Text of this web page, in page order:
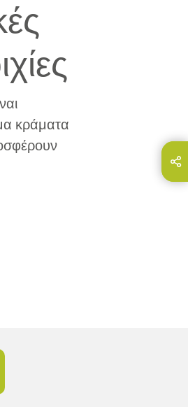
κράματα